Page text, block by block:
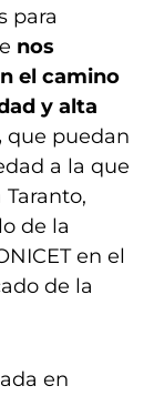
para
nos
el camino
y alta
que puedan
a la que
de la
en el
de la
en